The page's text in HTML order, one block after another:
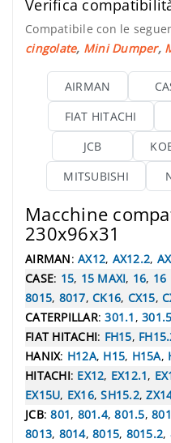
Verifica
Compatibile con le
cingolate, Mini Dumper,
AIRMAN
FIAT HITACHI
JCB
MITSUBISHI
Macchine
230x96x31
AIRMAN: AX12, AX12.2,
CASE: 15, 15 MAXI, 16, 16
8015, 8017, CK16, CX15,
CATERPILLAR:301.1 , 301.5
FIAT HITACHI: FH15,
HANIX: H12A, H15, H15A,
HITACHI: EX12, EX12.1,
EX15U, EX16,SH15.2,
JCB:801, 801.4,801.5,
8013, 8014, 8015, 8015.2,